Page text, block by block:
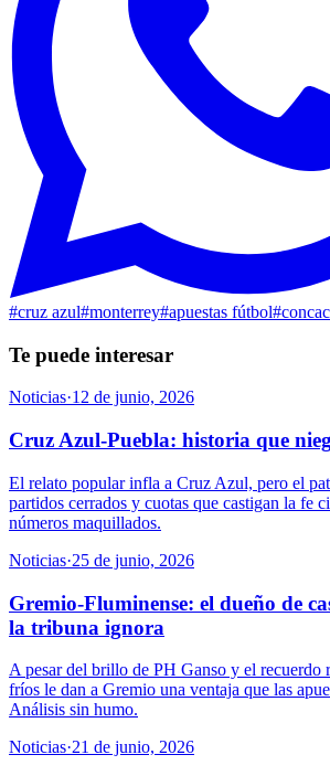
#cruz azul#monterrey#apuestas fútbol#
Te puede interesar
Noticias·12 de junio, 2026
Cruz Azul-Puebla: historia que
El relato popular infla a Cruz Azul, pero el
partidos cerrados y cuotas que castigan la fe
números maquillados.
Noticias·25 de junio, 2026
Gremio-Fluminense: el dueño de
la tribuna ignora
A pesar del brillo de PH Ganso y el recuerdo
fríos le dan a Gremio una ventaja que las
Análisis sin humo.
Noticias·21 de junio, 2026